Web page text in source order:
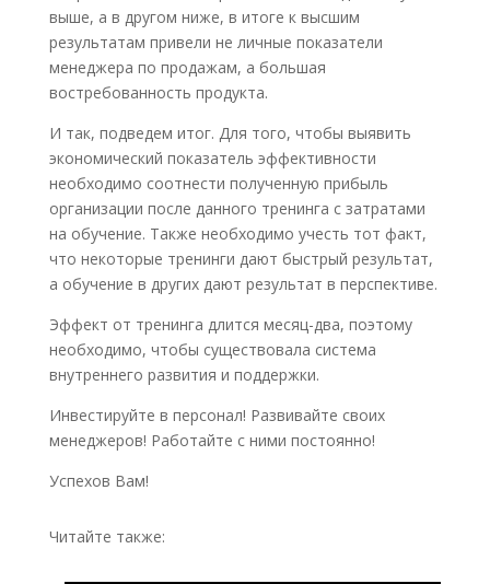
выше, а в другом ниже, в итоге к высшим
результатам привели не личные показатели
менеджера по продажам, а большая
востребованность продукта.
И так, подведем итог. Для того, чтобы выявить
экономический показатель эффективности
необходимо соотнести полученную прибыль
организации после данного тренинга с затратами
на обучение. Также необходимо учесть тот факт,
что некоторые тренинги дают быстрый результат,
а обучение в других дают результат в перспективе.
Эффект от тренинга длится месяц-два, поэтому
необходимо, чтобы существовала система
внутреннего развития и поддержки.
Инвестируйте в персонал! Развивайте своих
менеджеров! Работайте с ними постоянно!
Успехов Вам!
Читайте также: